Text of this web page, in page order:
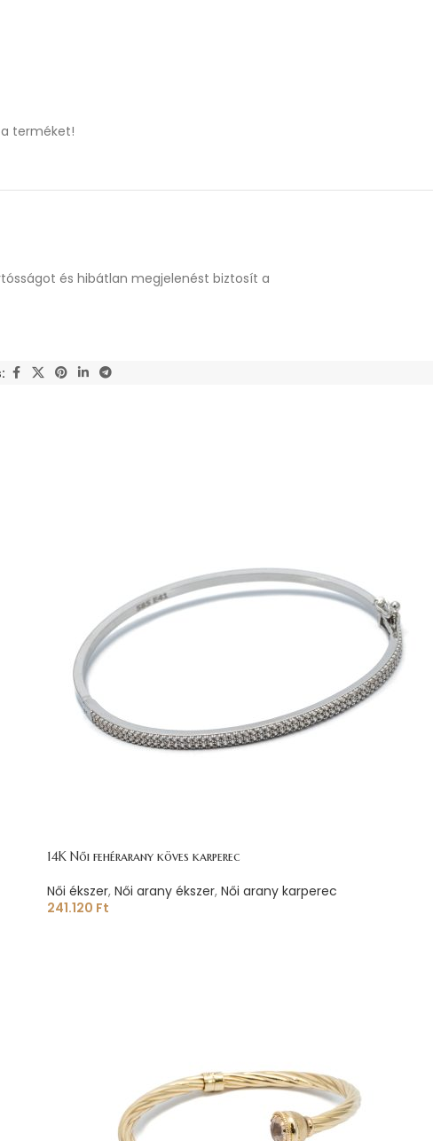
terméket!
és hibátlan megjelenést biztosít a
14K Női fehérarany köves karperec
Női ékszer, Női arany ékszer, Női arany karperec
241.120 Ft